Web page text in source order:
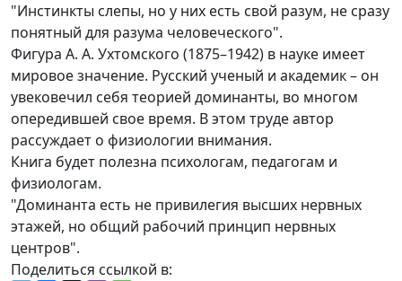
"Инстинкты слепы, но у них есть свой разум, не сразу
понятный для разума человеческого".
Фигура А. А. Ухтомского (1875–1942) в науке имеет
мировое значение. Русский ученый и академик – он
увековечил себя теорией доминанты, во многом
опередившей свое время. В этом труде автор
рассуждает о физиологии внимания.
Книга будет полезна психологам, педагогам и
физиологам.
"Доминанта есть не привилегия высших нервных
этажей, но общий рабочий принцип нервных
центров".
Поделиться ссылкой в: